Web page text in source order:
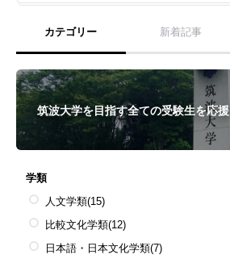
カテゴリー 新着記事
筑波大学を目指す全ての受験生を応援
学類
人文学類(15)
比較文化学類(12)
日本語・日本文化学類(7)